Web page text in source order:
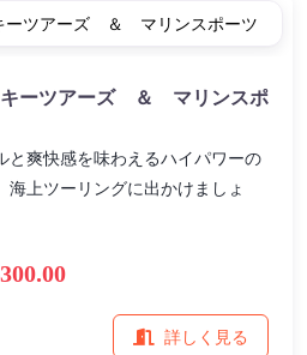
キーツアーズ ＆ マリンスポ
と爽快感を味わえるハイパワーの
海上ツーリングに出かけましょ
詳しく見る